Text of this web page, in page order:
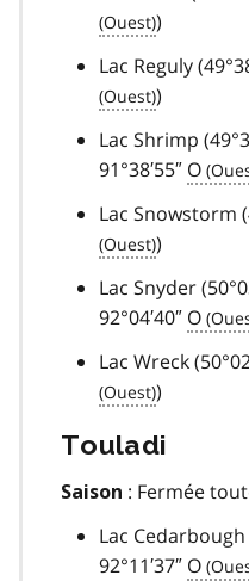
)
Lac Reguly
)
Lac Shrimp
91°38′55″ O
Lac Snowstorm
)
Lac Snyder
92°04′40″ O
Lac Wreck
)
Touladi
Saison : Fermée
Lac Cedarbough
92°11′37″ O